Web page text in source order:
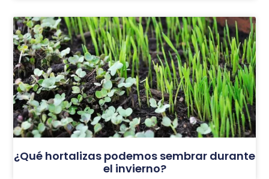
¿Qué hortalizas podemos sembrar durante
el invierno?